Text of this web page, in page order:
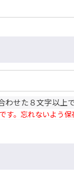
わせた８文字以上
す。忘れないよう保